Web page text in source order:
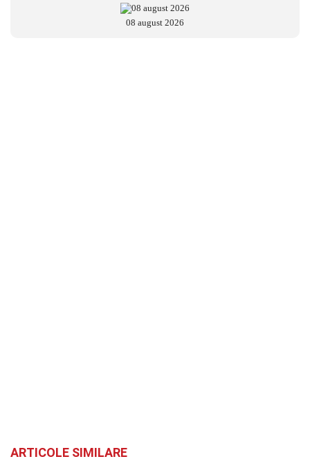
08 august 2026
ARTICOLE SIMILARE